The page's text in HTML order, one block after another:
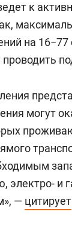
к
на 16−77
могут
электро- и
— цитирует